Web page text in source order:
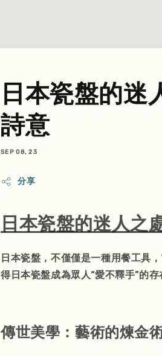
日本瓷盤的迷
詩意
SEP 08, 23
分享
日本瓷盤的迷人之
日本瓷盤，不僅僅是一種用餐工具
得日本瓷盤成為眾人“愛不釋手”的存
傳世美學：藝術的煉金